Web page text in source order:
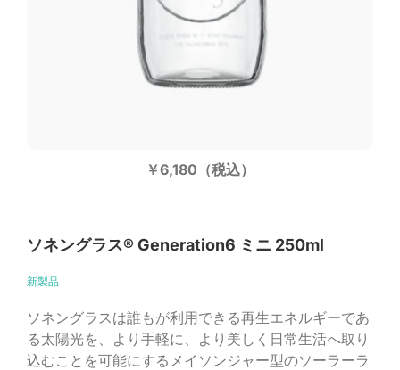
￥6,180（税込）
ソネングラス®︎ Generation6 ミニ 250ml
新製品
ソネングラス︎は誰もが利用できる再生エネルギーであ
る太陽光を、より手軽に、より美しく日常生活へ取り
込むことを可能にするメイソンジャー型のソーラーラ